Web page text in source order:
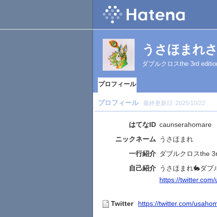
うさほまれ
ダブルクロスthe 3rd
プロフィール
プロフィール 最終更新日: 2025/10/22
はてなID caunserahomare
ニックネーム うさほまれ
一行紹介 ダブルクロスthe
自己紹介 うさほまれ🐇ダブ
https://
Twitter https://twitter.com/